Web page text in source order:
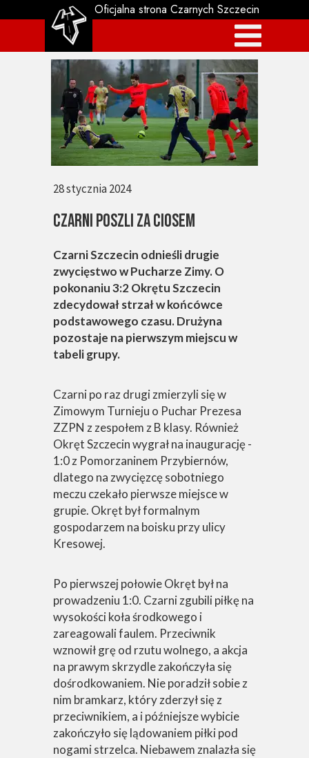
Czarni Szczecin odnieśli drugie
zwycięstwo w Pucharze Zimy. O
pokonaniu 3:2 Okrętu Szczecin
zdecydował strzał w końcówce
podstawowego czasu. Drużyna
pozostaje na pierwszym miejscu w
tabeli grupy.
Czarni po raz drugi zmierzyli się w
Zimowym Turnieju o Puchar Prezesa
ZZPN z zespołem z B klasy. Również
Okręt Szczecin wygrał na inaugurację -
1:0 z Pomorzaninem Przybiernów,
dlatego na zwycięzcę sobotniego
meczu czekało pierwsze miejsce w
grupie. Okręt był formalnym
gospodarzem na boisku przy ulicy
Kresowej.
Po pierwszej połowie Okręt był na
prowadzeniu 1:0. Czarni zgubili piłkę na
wysokości koła środkowego i
zareagowali faulem. Przeciwnik
wznowił grę od rzutu wolnego, a akcja
na prawym skrzydle zakończyła się
dośrodkowaniem. Nie poradził sobie z
nim bramkarz, który zderzył się z
przeciwnikiem, a i późniejsze wybicie
zakończyło się lądowaniem piłki pod
nogami strzelca. Niebawem znalazła się
CZARNI POSZLI ZA CIOSEM
28 stycznia 2024
Oficjalna strona Czarnych Szczecin